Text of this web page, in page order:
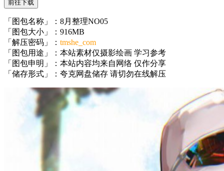
前往下载
「图包名称」：8月整理NO05
「图包大小」：916MB
「解压密码」： tmshe_com
「图包用途」：本站素材仅摄影绘画 学习参考
「图包申明」：本站内容均来自网络 仅作分享
「储存形式」：夸克网盘储存 请切勿在线解压